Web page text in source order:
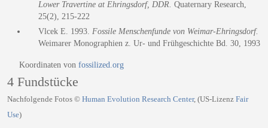
Lower Travertine at Ehringsdorf, DDR. Quaternary Research,
25(2), 215-222
Vlcek E. 1993. Fossile Menschenfunde von Weimar-Ehringsdorf.
Weimarer Monographien z. Ur- und Frühgeschichte Bd. 30, 1993
Koordinaten von fossilized.org
4 Fundstücke
Nachfolgende Fotos © Human Evolution Research Center, (US-Lizenz Fair
Use)